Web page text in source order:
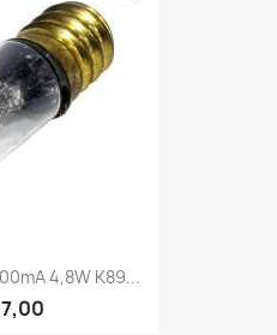
4,8W K89...